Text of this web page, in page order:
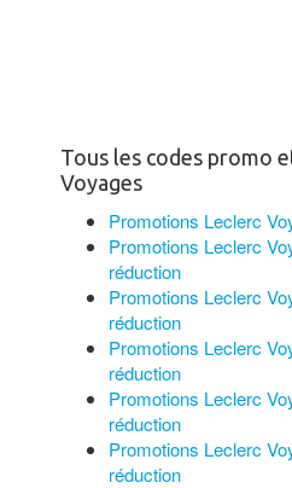
Tous les codes promo
Voyages
Promotions Leclerc
Promotions Leclerc
réduction
Promotions Leclerc
réduction
Promotions Leclerc
réduction
Promotions Leclerc
réduction
Promotions Leclerc
réduction